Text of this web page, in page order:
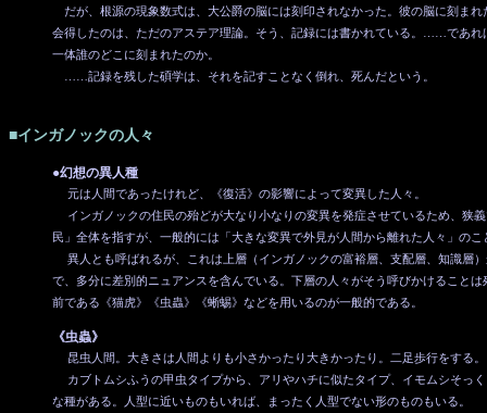
だが、根源の現象数式は、大公爵の脳には刻印されなかった。彼の脳に刻まれ
会得したのは、ただのアステア理論。そう、記録には書かれている。……であれ
一体誰のどこに刻まれたのか。
……記録を残した碩学は、それを記すことなく倒れ、死んだという。
■インガノックの人々
●幻想の異人種
元は人間であったけれど、《復活》の影響によって変異した人々。
インガノックの住民の殆どが大なり小なりの変異を発症させているため、狭
民」全体を指すが、一般的には「大きな変異で外見が人間から離れた人々」のこ
異人とも呼ばれるが、これは上層（インガノックの富裕層、支配層、知識層
で、多分に差別的ニュアンスを含んでいる。下層の人々がそう呼びかけること
前である《猫虎》《虫蟲》《蜥蜴》などを用いるのが一般的である。
《虫蟲》
昆虫人間。大きさは人間よりも小さかったり大きかったり。二足歩行をする。
カブトムシふうの甲虫タイプから、アリやハチに似たタイプ、イモムシそっ
な種がある。人型に近いものもいれば、まったく人型でない形のものもいる。